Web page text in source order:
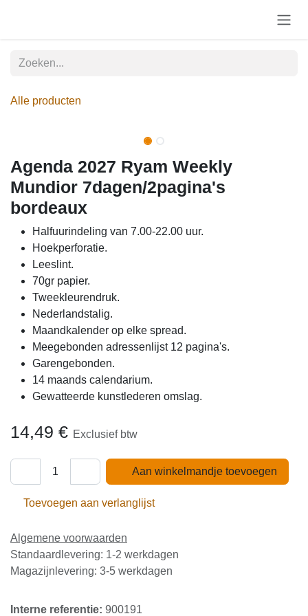
Alle producten
Agenda 2027 Ryam Weekly
Mundior 7dagen/2pagina's
bordeaux
Halfuurindeling van 7.00-22.00 uur.
Hoekperforatie.
Leeslint.
70gr papier.
Tweekleurendruk.
Nederlandstalig.
Maandkalender op elke spread.
Meegebonden adressenlijst 12 pagina's.
Garengebonden.
14 maands calendarium.
Gewatteerde kunstlederen omslag.
14,49 € Exclusief btw
Aan winkelmandje toevoegen
Toevoegen aan verlanglijst
Algemene voorwaarden
Magazijnlevering: 3-5 werkdagen